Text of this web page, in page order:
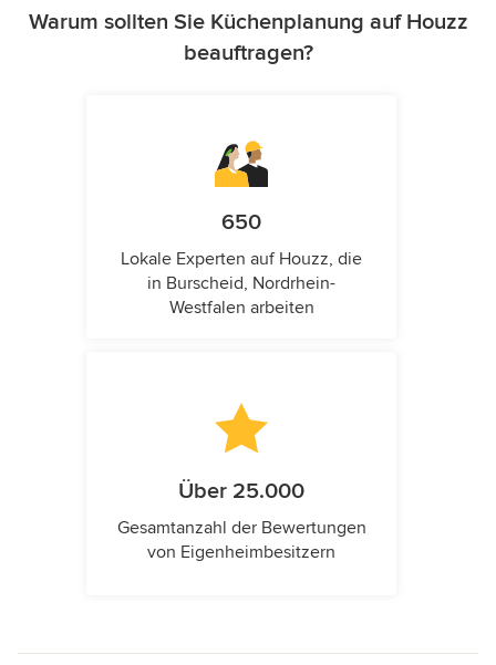
Warum sollten Sie Küchenplanung auf Houzz
beauftragen?
650
Lokale Experten auf Houzz, die
in Burscheid, Nordrhein-
Westfalen arbeiten
Über 25.000
Gesamtanzahl der Bewertungen
von Eigenheimbesitzern